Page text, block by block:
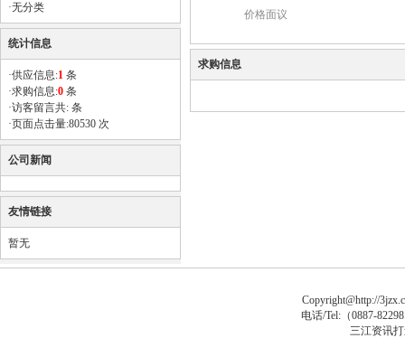
·无分类
统计信息
·供应信息:1 条
·求购信息:0 条
·访客留言共: 条
·页面点击量:80530 次
公司新闻
友情链接
暂无
价格面议
求购信息
Copyright@http://
电话/Tel:（0887-
三江资讯